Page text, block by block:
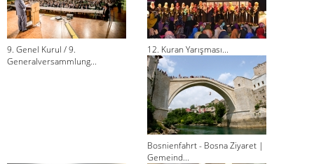
9. Genel Kurul / 9.
Generalversammlung...
12. Kuran Yarışması...
Bosnienfahrt - Bosna Ziyaret |
Gemeind...